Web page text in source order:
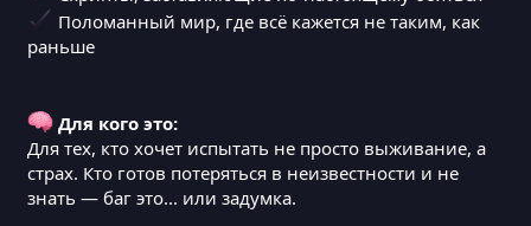
Поломанный мир, где всё кажется не таким, как
раньше
Для кого это:
Для тех, кто хочет испытать не просто выживание, а
страх. Кто готов потеряться в неизвестности и не
знать — баг это... или задумка.